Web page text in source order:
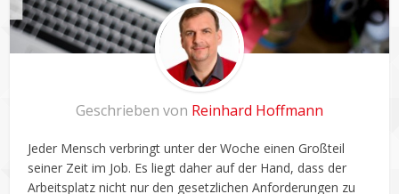
Geschrieben von Reinhard Hoffmann
Jeder Mensch verbringt unter der Woche einen Großteil
seiner Zeit im Job. Es liegt daher auf der Hand, dass der
Arbeitsplatz nicht nur den gesetzlichen Anforderungen zu